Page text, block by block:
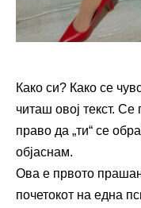
Како си? Како се
читаш овој текст.
право да „ти“ се
објаснам.
Ова е првото
почетокот на една